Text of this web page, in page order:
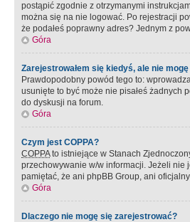
postąpić zgodnie z otrzymanymi
można się na nie logować. Po rejestracji
że podałeś poprawny adres? Jednym z
Góra
Zarejestrowałem się kiedyś, ale nie
Prawdopodobny powód tego to:
usunięte to być może nie pisałeś żadnych
do dyskusji na forum.
Góra
Czym jest COPPA?
COPPAto istniejące w Stanach
przechowywanie w/w informacji. Jeżeli nie
pamiętać, że ani phpBB Group, ani
Góra
Dlaczego nie mogę się zarejestrować?